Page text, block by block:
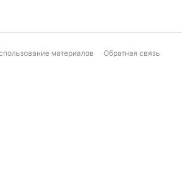
материалов Обратная связь